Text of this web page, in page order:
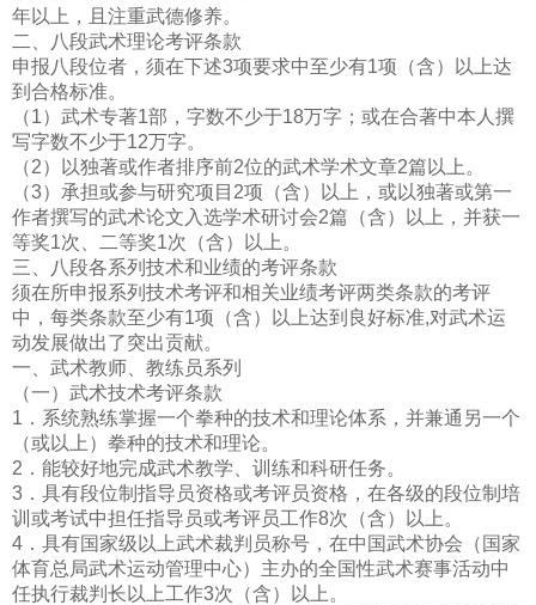
年以上，且注重武德修养。
二、八段武术理论考评条款
申报八段位者，须在下述3项要求中至少有1项（含）以上达
到合格标准。
（1）武术专著1部，字数不少于18万字；或在合著中本人撰
写字数不少于12万字。
（2）以独著或作者排序前2位的武术学术文章2篇以上。
（3）承担或参与研究项目2项（含）以上，或以独著或第一
作者撰写的武术论文入选学术研讨会2篇（含）以上，并获一
等奖1次、二等奖1次（含）以上。
三、八段各系列技术和业绩的考评条款
须在所申报系列技术考评和相关业绩考评两类条款的考评
中，每类条款至少有1项（含）以上达到良好标准,对武术运
动发展做出了突出贡献。
一、武术教师、教练员系列
（一）武术技术考评条款
1．系统熟练掌握一个拳种的技术和理论体系，并兼通另一个
（或以上）拳种的技术和理论。
2．能较好地完成武术教学、训练和科研任务。
3．具有段位制指导员资格或考评员资格，在各级的段位制培
训或考试中担任指导员或考评员工作8次（含）以上。
4．具有国家级以上武术裁判员称号，在中国武术协会（国家
体育总局武术运动管理中心）主办的全国性武术赛事活动中
任执行裁判长以上工作3次（含）以上。